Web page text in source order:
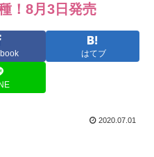
！8月3日発売
はてブ
2020.07.01